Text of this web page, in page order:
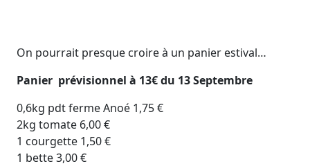
On pourrait presque croire à un panier estival…
Panier prévisionnel à 13€ du 13 Septembre
0,6kg pdt ferme Anoé 1,75 €
2kg tomate 6,00 €
1 courgette 1,50 €
1 bette 3,00 €